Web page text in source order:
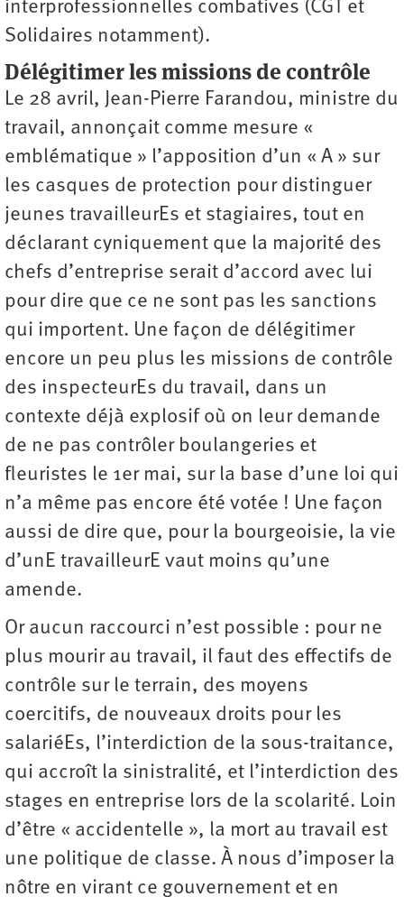
interprofessionnelles combatives (CGT et
Solidaires notamment).
Délégitimer les missions de contrôle
Le 28 avril, Jean-Pierre Farandou, ministre du
travail, annonçait comme mesure «
emblématique » l’apposition d’un « A » sur
les casques de protection pour distinguer
jeunes travailleurEs et stagiaires, tout en
déclarant cyniquement que la majorité des
chefs d’entreprise serait d’accord avec lui
pour dire que ce ne sont pas les sanctions
qui importent. Une façon de délégitimer
encore un peu plus les missions de contrôle
des inspecteurEs du travail, dans un
contexte déjà explosif où on leur demande
de ne pas contrôler boulangeries et
fleuristes le 1er mai, sur la base d’une loi qui
n’a même pas encore été votée ! Une façon
aussi de dire que, pour la bourgeoisie, la vie
d’unE travailleurE vaut moins qu’une
amende.
Or aucun raccourci n’est possible : pour ne
plus mourir au travail, il faut des effectifs de
contrôle sur le terrain, des moyens
coercitifs, de nouveaux droits pour les
salariéEs, l’interdiction de la sous-traitance,
qui accroît la sinistralité, et l’interdiction des
stages en entreprise lors de la scolarité. Loin
d’être « accidentelle », la mort au travail est
une politique de classe. À nous d’imposer la
nôtre en virant ce gouvernement et en